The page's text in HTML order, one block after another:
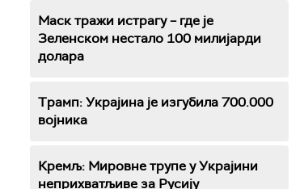
Маск тражи истрагу – где је
Зеленском нестало 100 милијарди
долара
Трамп: Украјина је изгубила 700.000
војника
Кремљ: Мировне трупе у Украјини
неприхватљиве за Русију